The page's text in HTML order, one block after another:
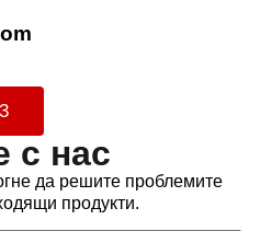
с нас
да решите проблемите
продукти.